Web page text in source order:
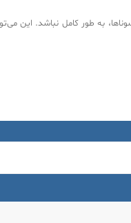
طور کامل نباشد. این